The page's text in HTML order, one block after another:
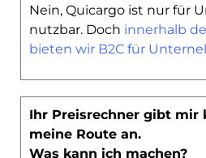
Nein, Quicargo ist nur für
nutzbar. Doch innerhalb
bieten wir B2C für
Ihr Preisrechner gibt mir
meine Route an.
Was kann ich machen?